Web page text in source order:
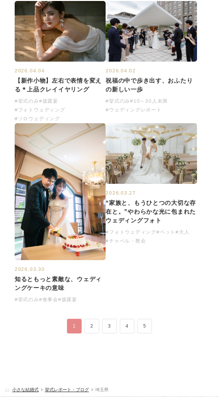
2026.04.04
【新作小物】左右で表情を変え
る＊上品クレイイヤリング
#挙式のみ#披露宴
#フォトウェディング
#ソロウェディング
2026.04.02
祝福の中で歩き出す、おふたり
の新しい一歩
#挙式のみ#10～30人未満
#ウェディングレポート
2026.03.30
知るともっと素敵な、ウェディ
ングケーキの意味
#挙式のみ#食事会#披露宴
2026.03.27
“家族と、もうひとつの大切な存
在と。”やわらかな光に包まれた
ウェディングフォト
#フォトウェディング#ペット#大人
#チャペル・教会
1 2 3 4 5
小さな結婚式 挙式レポート・ブログ 埼玉県